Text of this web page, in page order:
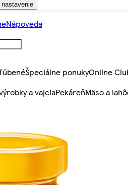
Nápoveda
Špeciálne ponukyOnline
a vajciaPekáreňMäso a